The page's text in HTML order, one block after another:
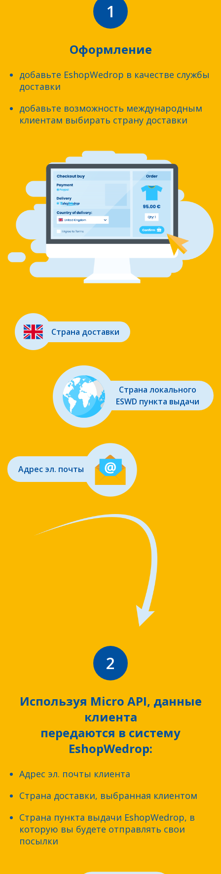
1
Оформление
добавьте EshopWedrop в качестве службы
доставки
добавьте возможность международным
клиентам выбирать страну доставки
Страна доставки
Страна локального
ESWD пункта выдачи
Адрес эл. почты
2
Используя Micro API, данные
клиента
передаются в систему
EshopWedrop:
Адрес эл. почты клиента
Страна доставки, выбранная клиентом
Страна пункта выдачи EshopWedrop, в
которую вы будете отправлять свои
посылки